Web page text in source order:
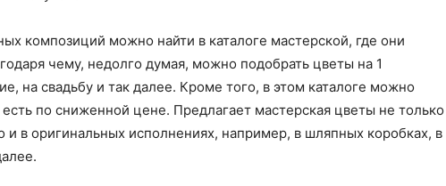
композиций можно найти в каталоге мастерской, где они
чему, недолго думая, можно подобрать цветы на 1
на свадьбу и так далее. Кроме того, в этом каталоге можно
по сниженной цене. Предлагает мастерская цветы не только
и в оригинальных исполнениях, например, в шляпных коробках, в